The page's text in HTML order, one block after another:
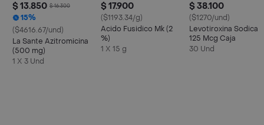
$ 13.850 $ 16.300
15%
($4616.67/und)
La Sante Azitromicina
(500 mg)
1 X 3 Und
$ 17.900
($1193.34/g)
Acido Fusidico Mk (2
%)
1 X 15 g
$ 38.100
($1270/und)
Levotiroxina Sodica
125 Mcg Caja
30 Und